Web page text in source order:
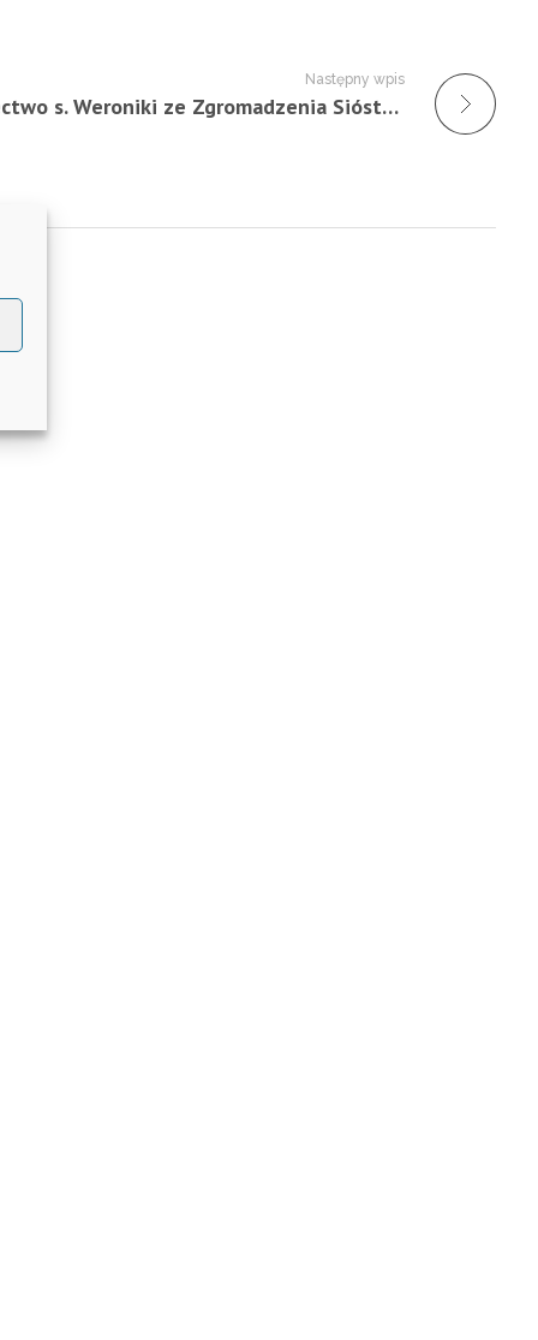
Następny wpis
Świadectwo s. Weroniki ze Zgromadzenia Sióstr Franciszkanek Rodziny Maryi – 17.09.2015 r.